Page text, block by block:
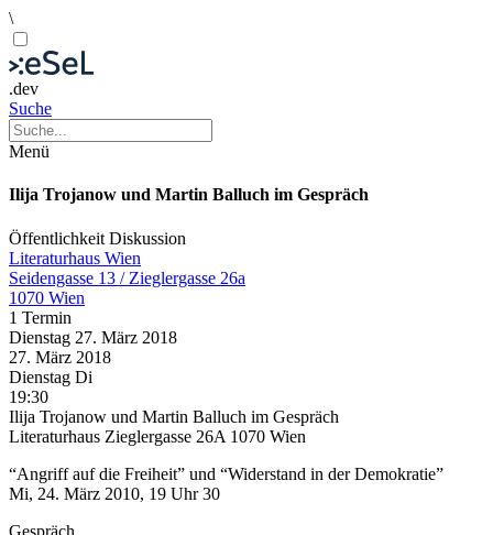
\
.dev
Suche
Menü
Ilija Trojanow und Martin Balluch im Gespräch
Öffentlichkeit Diskussion
Literaturhaus Wien
Seidengasse 13 / Zieglergasse 26a
1070 Wien
1 Termin
Dienstag 27. März 2018
27. März 2018
Dienstag Di
19:30
Ilija Trojanow und Martin Balluch im Gespräch
Literaturhaus Zieglergasse 26A 1070 Wien
“Angriff auf die Freiheit” und “Widerstand in der Demokratie”
Mi, 24. März 2010, 19 Uhr 30
Gespräch